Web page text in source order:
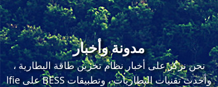
مدونة وأخبار
نحن نركز على أخبار نظام تخزين طاقة البطارية ،
وأحدث تقنيات البطاريات ، وتطبيقات BESS على lfie